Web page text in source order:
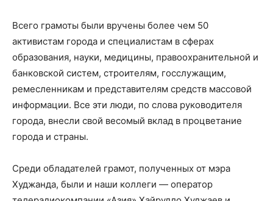
Всего грамоты были вручены более чем 50
активистам города и специалистам в сферах
образования, науки, медицины, правоохранительной и
банковской систем, строителям, госслужащим,
ремесленникам и представителям средств массовой
информации. Все эти люди, по слова руководителя
города, внесли свой весомый вклад в процветание
города и страны.
Среди обладателей грамот, полученных от мэра
Худжанда, были и наши коллеги — оператор